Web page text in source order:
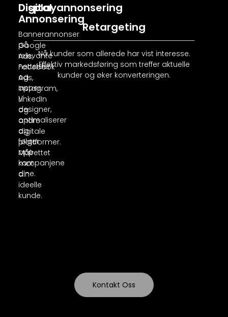
Digital
Annonsering
Google
Ads,
Facebook
Ads,
Instagram,
LinkedIn
og
andre
digitale
plattformer.
Målrettet
mot
din
ideelle
kunde.
Displayannonsering
Bannerannonser
på
relevante
nettsider
og
apper.
Vi
designer,
optimaliserer
og
følger
opp
kampanjene
dine.
Retargeting
Nå kunder som allerede har vist interesse.
Effektiv markedsføring som treffer aktuelle
kunder og øker konverteringen.
Kontakt Oss